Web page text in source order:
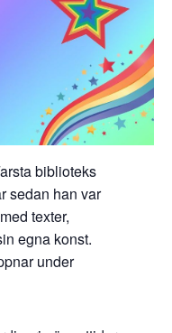
biblioteks
sedan han var
texter,
egna konst.
under